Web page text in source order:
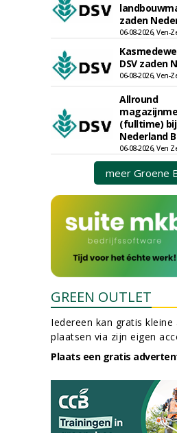
zaden
06-08-2026, Ven-
DSV zaden
06-08-2026, Ven-
Allround
(fulltime) bij
Nederland
06-08-2026, Ven
meer Groene
GREEN OUTLET
Iedereen kan gratis kleine
plaatsen via zijn eigen
Plaats een gratis